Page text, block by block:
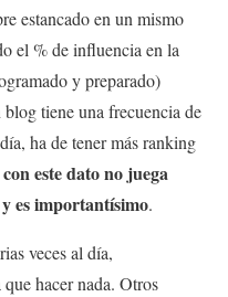
estancado en un mismo
el % de influencia en la
y preparado)
blog tiene una frecuencia de
ha de tener más ranking
con este dato no juega
es importantísimo.
veces al día,
hacer nada. Otros